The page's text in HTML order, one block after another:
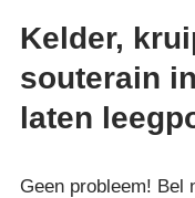
Kelder,
souterain
laten
Geen probleem! Bel